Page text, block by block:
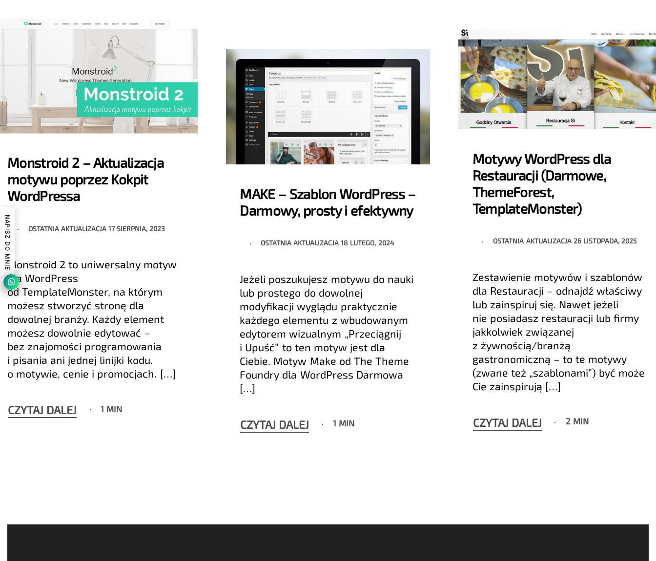
Monstroid 2 – Aktualizacja
motywu poprzez Kokpit
WordPressa
OSTATNIA AKTUALIZACJA17 SIERPNIA, 2023
Monstroid 2 to uniwersalny motyw
dla WordPress
od TemplateMonster, na którym
możesz stworzyć stronę dla
dowolnej branży. Każdy element
możesz dowolnie edytować –
bez znajomości programowania
i pisania ani jednej linijki kodu.
o motywie, cenie i promocjach. […]
CZYTAJ DALEJ 1 MIN
Motywy WordPress dla
Restauracji (Darmowe,
ThemeForest,
TemplateMonster)
OSTATNIA AKTUALIZACJA 26 LISTOPADA, 2025
Zestawienie motywów i szablonów
dla Restauracji – odnajdź właściwy
lub zainspiruj się. Nawet jeżeli
nie posiadasz restauracji lub firmy
jakkolwiek związanej
z żywnością/branżą
gastronomiczną – to te motywy
(zwane też „szablonami”) być może
Cie zainspirują […]
CZYTAJ DALEJ 2 MIN
MAKE – Szablon WordPress –
Darmowy, prosty i efektywny
OSTATNIA AKTUALIZACJA18 LUTEGO, 2024
Jeżeli poszukujesz motywu do nauki
lub prostego do dowolnej
modyfikacji wyglądu praktycznie
każdego elementu z wbudowanym
edytorem wizualnym „Przeciągnij
i Upuść” to ten motyw jest dla
Ciebie. Motyw Make od The Theme
Foundry dla WordPress Darmowa
[…]
CZYTAJ DALEJ 1 MIN
NAPISZ DO MNIE